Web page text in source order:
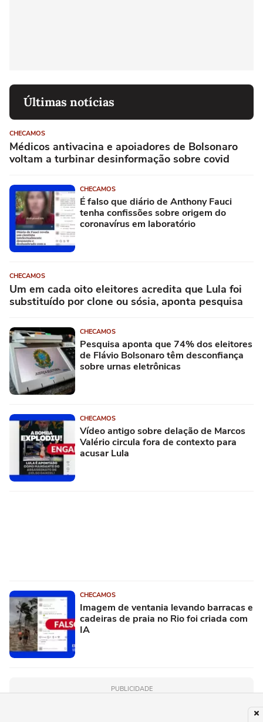
Últimas notícias
CHECAMOS
Médicos antivacina e apoiadores de Bolsonaro
voltam a turbinar desinformação sobre covid
CHECAMOS
É falso que diário de Anthony Fauci
tenha confissões sobre origem do
coronavírus em laboratório
CHECAMOS
Um em cada oito eleitores acredita que Lula foi
substituído por clone ou sósia, aponta pesquisa
CHECAMOS
Pesquisa aponta que 74% dos eleitores
de Flávio Bolsonaro têm desconfiança
sobre urnas eletrônicas
CHECAMOS
Vídeo antigo sobre delação de Marcos
Valério circula fora de contexto para
acusar Lula
CHECAMOS
Imagem de ventania levando barracas e
cadeiras de praia no Rio foi criada com
IA
PUBLICIDADE